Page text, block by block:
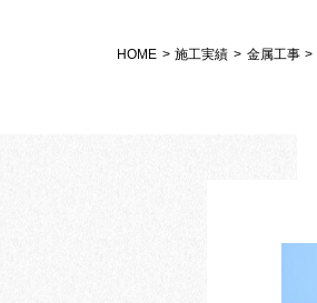
HOME > 施工実績 > 金属工事 >